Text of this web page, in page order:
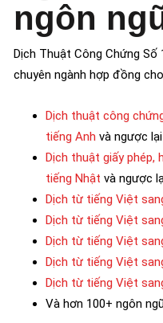
ngôn
Dịch Thuật Công Chứng
chuyên ngành hợp đồng
Dịch thuật công
tiếng Anh và ngược lại
Dịch thuật giấy phép,
tiếng Nhật và ngược
Dịch từ tiếng Việt
Dịch từ tiếng Việt
Dịch từ tiếng Việt
Dịch từ tiếng Việt
Dịch từ tiếng Việt
Và hơn 100+ ngôn